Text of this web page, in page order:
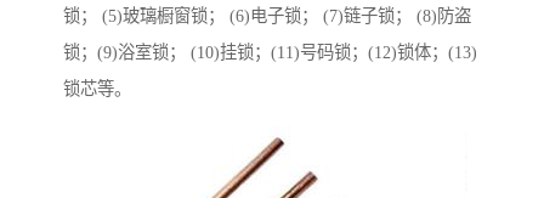
锁； (5)玻璃橱窗锁； (6)电子锁； (7)链子锁； (8)防盗
锁；(9)浴室锁； (10)挂锁；(11)号码锁；(12)锁体；(13)
锁芯等。